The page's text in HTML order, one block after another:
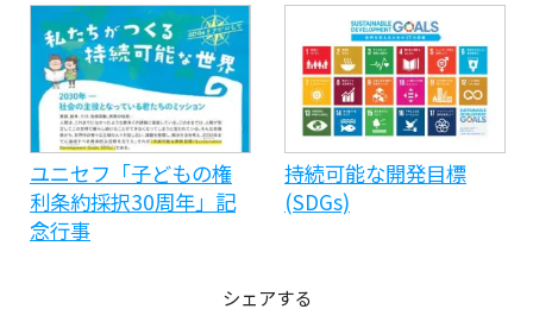
ユニセフ「子どもの権
利条約採択30周年」記
念行事
持続可能な開発目標
(SDGs)
シェアする